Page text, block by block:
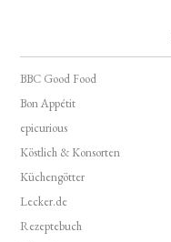
BBC Good Food
Bon Appétit
epicurious
Köstlich & Konsorten
Küchengötter
Lecker.de
Rezeptebuch